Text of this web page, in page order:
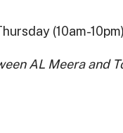
(10am-
AL Meera and